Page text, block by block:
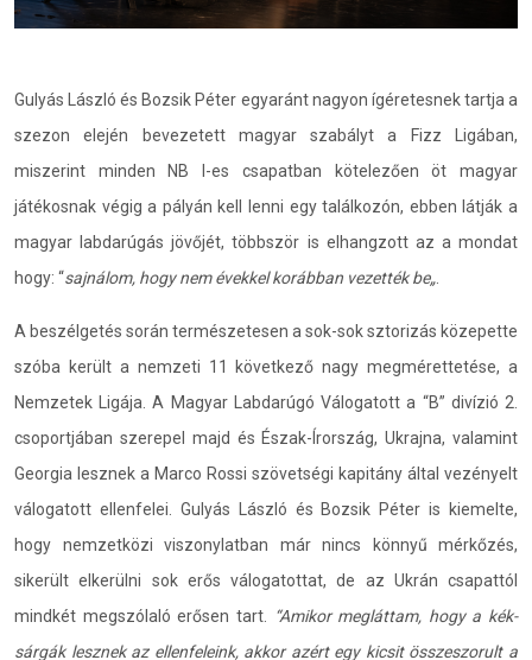
Gulyás László és Bozsik Péter egyaránt nagyon ígéretesnek tartja a
szezon elején bevezetett magyar szabályt a Fizz Ligában,
miszerint minden NB I-es csapatban kötelezően öt magyar
játékosnak végig a pályán kell lenni egy találkozón, ebben látják a
magyar labdarúgás jövőjét, többször is elhangzott az a mondat
hogy: “sajnálom, hogy nem évekkel korábban vezették be„
A beszélgetés során természetesen a sok-sok sztorizás közepette
szóba került a nemzeti 11 következő nagy megmérettetése, a
Nemzetek Ligája. A Magyar Labdarúgó Válogatott a “B” divízió 2.
csoportjában szerepel majd és Észak-Írország, Ukrajna, valamint
Georgia lesznek a Marco Rossi szövetségi kapitány által vezényelt
válogatott ellenfelei. Gulyás László és Bozsik Péter is kiemelte,
hogy nemzetközi viszonylatban már nincs könnyű mérkőzés,
sikerült elkerülni sok erős válogatottat, de az Ukrán csapattól
mindkét megszólaló erősen tart.
“Amikor megláttam, hogy a kék-
sárgák lesznek az ellenfeleink, akkor azért egy kicsit összeszorult a